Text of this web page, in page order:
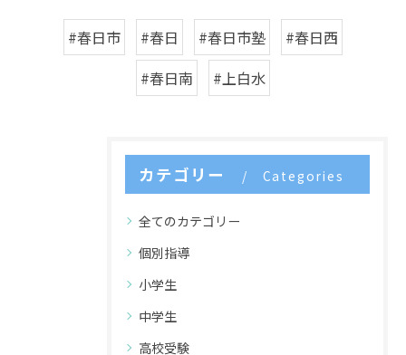
#春日市 #春日 #春日市塾
#春日西
#春日南
#上白水
カテゴリー Categories
全てのカテゴリー
個別指導
小学生
中学生
高校受験